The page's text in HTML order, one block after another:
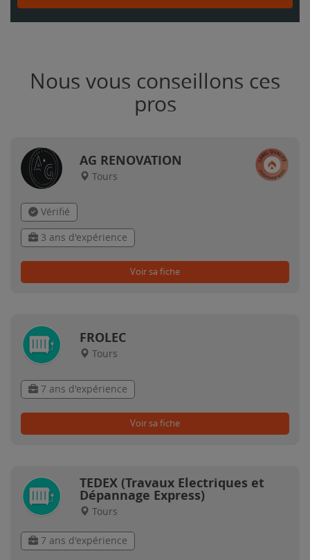
Nous vous conseillons ces
pros
AG RENOVATION
Tours
Vérifié
3 ans d'expérience
Voir sa fiche
FROLEC
Tours
7 ans d'expérience
Voir sa fiche
TEDEX (Travaux Electriques et
Dépannage Express)
Tours
7 ans d'expérience